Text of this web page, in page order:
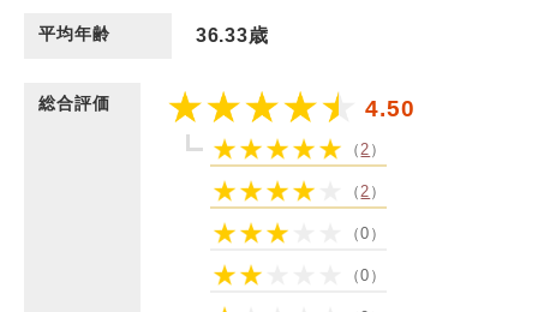
平均年齢 36.33歳
総合評価 4.50
（2 ）
（2 ）
（0）
（0）